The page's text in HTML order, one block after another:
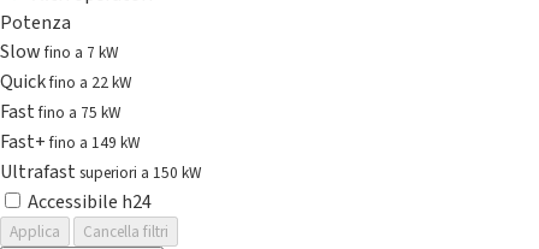
Potenza
Slowfino a 7 kW
Quickfino a 22 kW
Fastfino a 75 kW
Fast+fino a 149 kW
Ultrafast superiori a 150 kW
Accessibile h24
Applica
Cancella filtri